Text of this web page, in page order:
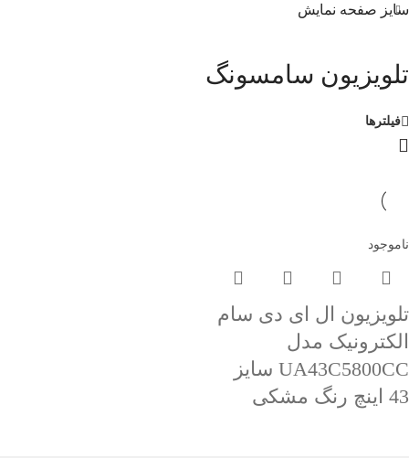
سایز صفحه نمایش
تلویزیون سامسونگ
فیلترها
ناموجود
تلویزیون ال ای دی سام
الکترونیک مدل
UA43C5800CC سایز
43 اینچ رنگ مشکی